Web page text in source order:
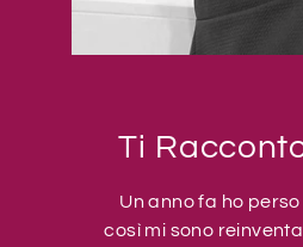
Ti
Un anno fa ho perso
così mi sono